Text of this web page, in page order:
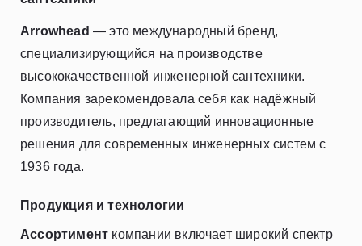
Arrowhead — это международный бренд,
специализирующийся на производстве
высококачественной инженерной сантехники.
Компания зарекомендовала себя как надёжный
производитель, предлагающий инновационные
решения для современных инженерных систем с
1936 года.
Продукция и технологии
Ассортимент компании включает широкий спектр